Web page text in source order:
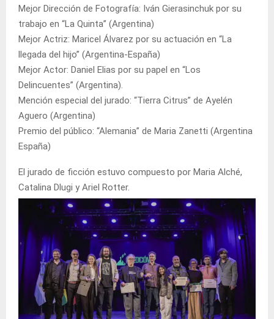
Mejor Dirección de Fotografía: Iván Gierasinchuk por su
trabajo en “La Quinta” (Argentina)
Mejor Actriz: Maricel Álvarez por su actuación en “La
llegada del hijo” (Argentina-España)
Mejor Actor: Daniel Elias por su papel en “Los
Delincuentes” (Argentina).
Mención especial del jurado: “Tierra Citrus” de Ayelén
Aguero (Argentina)
Premio del público: “Alemania” de Maria Zanetti (Argentina
España)
El jurado de ficción estuvo compuesto por Maria Alché,
Catalina Dlugi y Ariel Rotter.